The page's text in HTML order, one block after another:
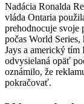
Nadácia Ronalda
vláda Ontaria
prehodnocuje svoje
počas World
Jays a americký tím
odvysielaná opäť
oznámilo, že
pokračovať.